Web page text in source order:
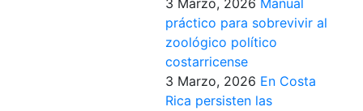
3 Marzo, 2026 Manual
práctico para sobrevivir al
zoológico político
costarricense
3 Marzo, 2026 En Costa
Rica persisten las